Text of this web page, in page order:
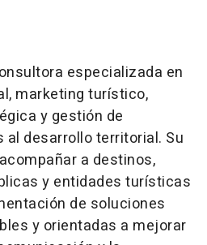
especializada en
marketing turístico,
y gestión de
desarrollo territorial. Su
a destinos,
y entidades turísticas
de soluciones
y orientadas a mejorar